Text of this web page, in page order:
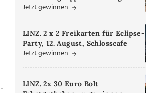
Jetzt gewinnen
LINZ. 2 x 2 Freikarten für Eclipse-
Party, 12. August, Schlosscafe
Jetzt gewinnen
LINZ. 2x 30 Euro Bolt